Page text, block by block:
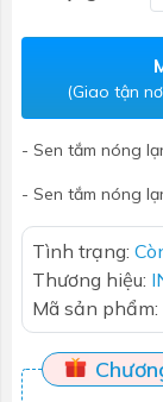
(Giao tận
- Sen tắm nóng
- Sen tắm nóng
Tình trạng:
Thương hiệu:
Mã sản phẩm: